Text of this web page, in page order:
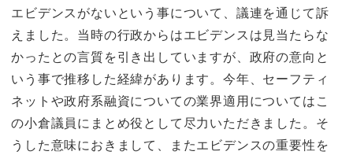
エビデンスがないという事について、議連を通じて訴
えました。当時の行政からはエビデンスは見当たらな
かったとの言質を引き出していますが、政府の意向と
いう事で推移した経緯があります。今年、セーフティ
ネットや政府系融資についての業界適用についてはこ
の小倉議員にまとめ役として尽力いただきました。そ
うした意味におきまして、またエビデンスの重要性を